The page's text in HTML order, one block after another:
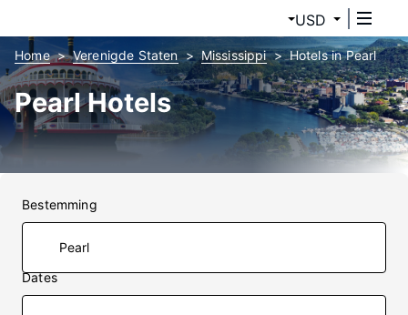
USD
Home Verenigde Staten Mississippi Hotels in Pearl
Pearl Hotels
Bestemming
Dates